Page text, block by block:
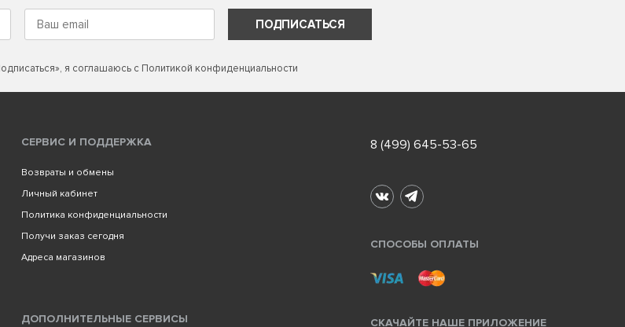
ПОДПИСАТЬСЯ
я соглашаюсь с Политикой конфиденциальности
СЕРВИС И ПОДДЕРЖКА
Возвраты и обмены
Личный кабинет
Политика конфиденциальности
Получи заказ сегодня
Адреса магазинов
ДОПОЛНИТЕЛЬНЫЕ СЕРВИСЫ
8 (499) 645-53-65
СПОСОБЫ ОПЛАТЫ
СКАЧАЙТЕ НАШЕ ПРИЛОЖЕНИЕ